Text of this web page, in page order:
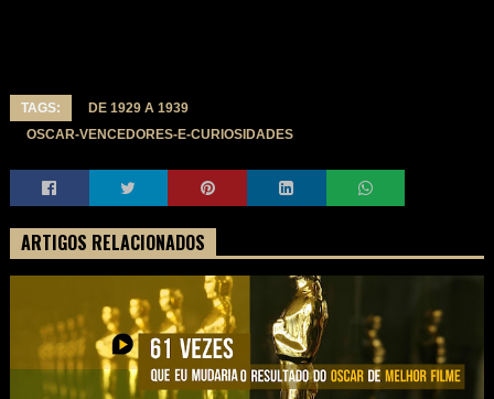
TAGS:
DE 1929 A 1939
OSCAR-VENCEDORES-E-CURIOSIDADES
ARTIGOS RELACIONADOS